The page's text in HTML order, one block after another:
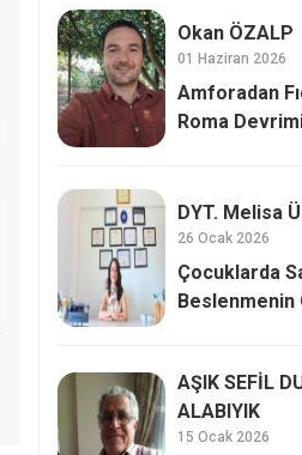
Okan ÖZALP
01 Haziran 2026
Amforadan
Roma
DYT. Melisa
26 Ocak 2026
Çocuklarda
Beslenmenin
AŞIK SEFİL
ALABIYIK
15 Ocak 2026